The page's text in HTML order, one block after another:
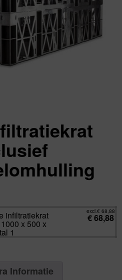
infiltratiekrat
x 500 x
1
excl.€ 68,88
€68,88
Informatie